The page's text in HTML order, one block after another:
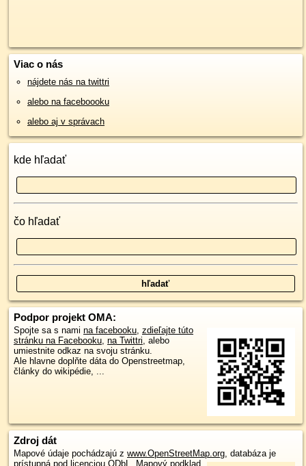
Viac o nás
nájdete nás na twittri
alebo na faceboooku
alebo aj v správach
kde hľadať
čo hľadať
Podpor projekt OMA:
Spojte sa s nami na facebooku, zdieľajte túto
stránku na Facebooku, na Twittri, alebo
umiestnite odkaz na svoju stránku.
Ale hlavne doplňte dáta do Openstreetmap,
články do wikipédie, ...
Zdroj dát
Mapové údaje pochádzajú z www.OpenStreetMap.org, databáza je
prístupná pod licenciou ODbL Mapový podklad